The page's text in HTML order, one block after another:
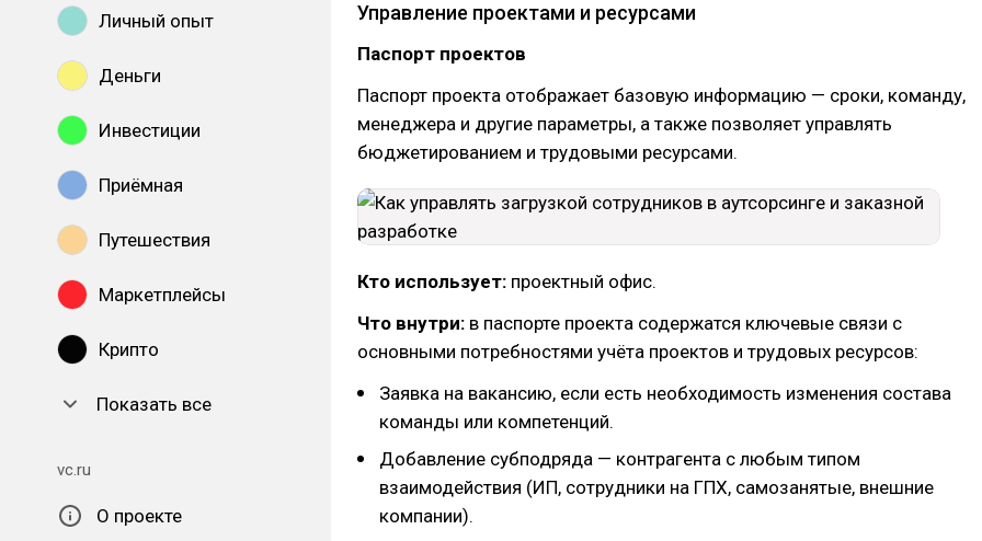
Личный опыт
Деньги
Инвестиции
Приёмная
Путешествия
Маркетплейсы
Крипто
Показать все
vc.ru
О проекте
Управление проектами и ресурсами
Паспорт проектов
Паспорт проекта отображает базовую информацию — сроки, команду,
менеджера и другие параметры, а также позволяет управлять
бюджетированием и трудовыми ресурсами.
Кто использует: проектный офис.
Что внутри: в паспорте проекта содержатся ключевые связи с
основными потребностями учёта проектов и трудовых ресурсов:
Заявка на вакансию, если есть необходимость изменения состава
команды или компетенций.
Добавление субподряда — контрагента с любым типом
взаимодействия (ИП, сотрудники на ГПХ, самозанятые, внешние
компании).